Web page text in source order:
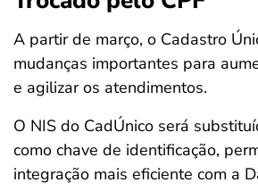
últimas notícias
ferramentas
A partir de março, o Cadastro
mudanças importantes para
e agilizar os atendimentos.
O NIS do CadÚnico será
como chave de identificação,
integração mais eficiente com a